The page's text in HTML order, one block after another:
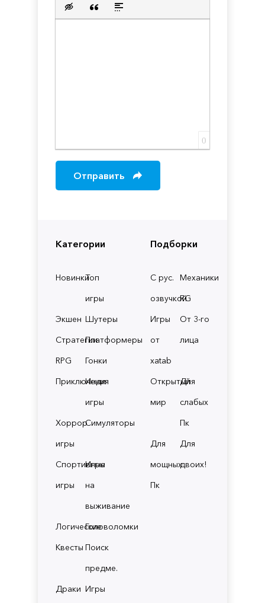
Категории
НовинкиТоп
игры
Экшен Шутеры
СтратегииПлатформеры
RPG
Гонки
Приключения
Инди
игры
Хоррор
игры
Симуляторы
Спортивные
игры
Игры
на
выживание
ЛогическиеГоловоломки
Квесты Поиск
предме.
Драки Игры
Подборки
С рус.
озвучкой
Механики
RG
Игры
от
xatab
От 3-го
лица
Открытый
мир
Для
слабых
Пк
Для
мощных
Пк
Для
двоих!
Вставка скрытого текста
Вставка цитаты
Вставка спойлера
0
Отправить